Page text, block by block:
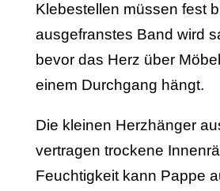
Klebestellen müssen fest
ausgefranstes Band wird
bevor das Herz über
einem Durchgang hängt.
Die kleinen Herzhänger
vertragen trockene
Feuchtigkeit kann Pappe